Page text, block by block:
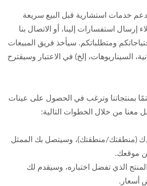
خدمات استشارية قبل البيع سريعة
إرسال استفسارات إلينا، أو الاتصال بنا
ومتطلباتكم. سيأخذ فريق المبيعات
السيناريوهات، إلخ) في الاعتبار وسيقترح
بمنتجاتنا وترغب في الحصول على عينات
معنا من خلال الخطوات التالية:
(منطقتك/منطقتك)، وسيتصل بك الممثل
موقعك.
المنتج الذي تفضل اختباره، وسيقدم لك
أسعار.